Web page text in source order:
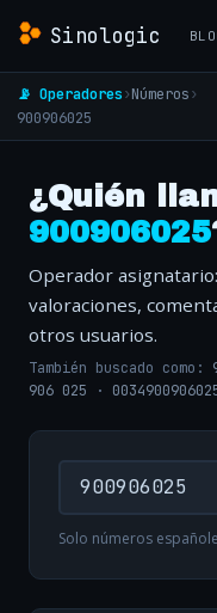
Sinologic
📡 Operadores›Números›
900906025
¿Quién
900906025
Operador asignatario:
valoraciones,
otros usuarios.
También buscado como:
906 025 ·
Solo números